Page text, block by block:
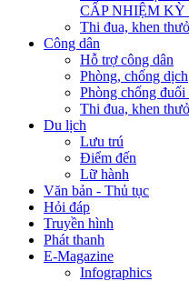
CẤP NHIỆM KỲ
Thi đua, khen
Công dân
Hỗ trợ công dân
Phòng, chống dịch
Phòng chống
Thi đua, khen
Du lịch
Lưu trú
Điểm đến
Lữ hành
Văn bản - Thủ tục
Hỏi đáp
Truyền hình
Phát thanh
E-Magazine
Infographics